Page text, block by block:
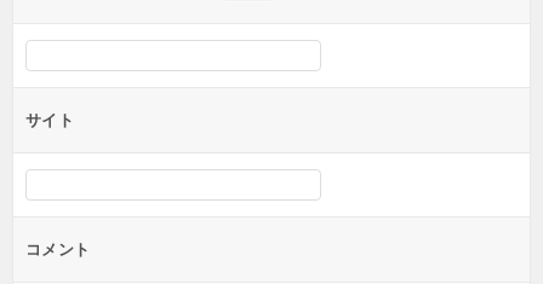
サイト
コメント